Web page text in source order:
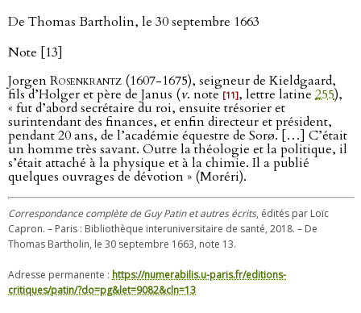
De Thomas Bartholin, le 30 septembre 1663
Note [13]
JorgenRosenkrantz (1607-1675), seigneur de Kieldgaard,
fils d’Holger et père de Janus (v. note [11], lettre latine 255),
« fut d’abord secrétaire du roi, ensuite trésorier et
surintendant des finances, et enfin directeur et président,
pendant 20 ans, de l’académie équestre de Sorø. […] C’était
un homme très savant. Outre la théologie et la politique, il
s’était attaché à la physique et à la chimie. Il a publié
quelques ouvrages de dévotion » (Moréri).
Correspondance complète de Guy Patin et autres écrits, édités par Loïc
Capron. – Paris : Bibliothèque interuniversitaire de santé, 2018. – De
Thomas Bartholin, le 30 septembre 1663, note 13.
Adresse permanente : https://numerabilis.u-paris.fr/editions-
critiques/patin/?do=pg&let=9082&cln=13